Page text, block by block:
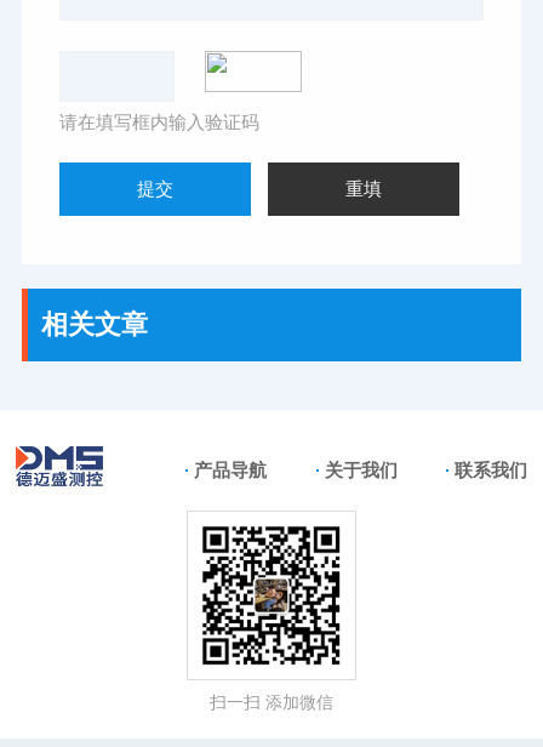
请在填写框内输入验证码
相关文章
产品导航 关于我们 联系我们
扫一扫 添加微信